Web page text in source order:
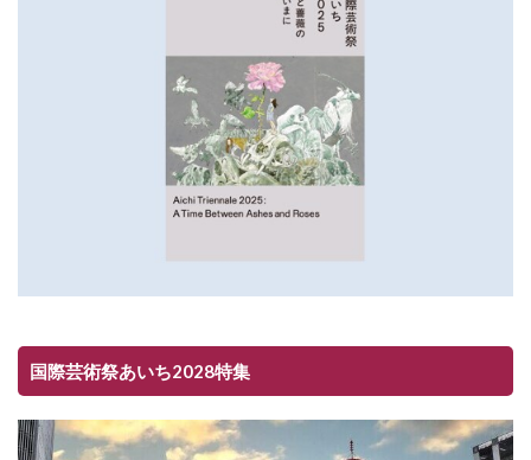
国際芸術祭あいち2028特集